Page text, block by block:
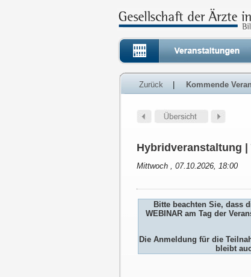
Zurück Kommende
Hybridveranstaltung
Mittwoch , 07.10.2026, 18:00
Bitte beachten Sie, dass
WEBINAR am Tag der
Die Anmeldung für die
bleibt